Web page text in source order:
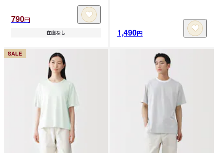
790円
在庫なし 1,490円
SALE